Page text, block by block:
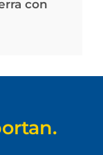
con